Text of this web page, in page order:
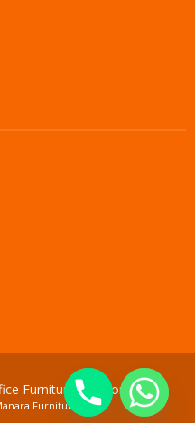
Furniture Solution
Furniture